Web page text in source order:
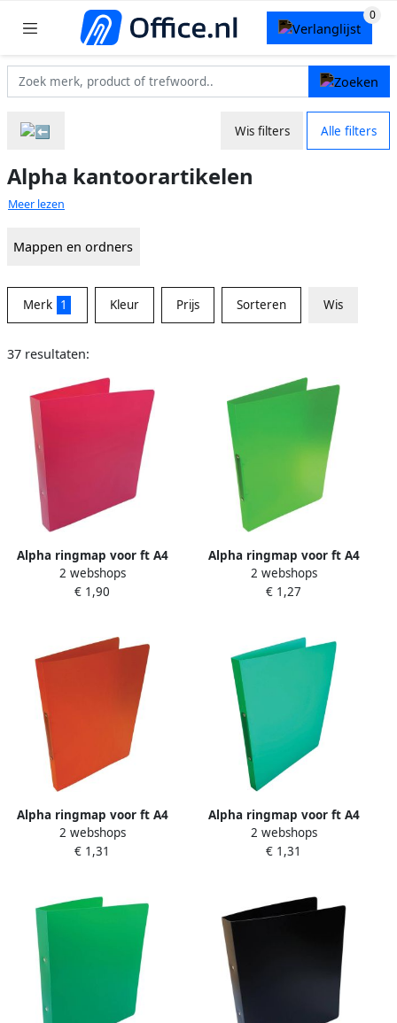
Wis filters Alle filters
Alpha kantoorartikelen
Meer lezen
Mappen en ordners
Merk 1 Kleur Prijs Sorteren Wis
37 resultaten:
Alpha ringmap voor ft A4
uit PP 2 ringen van 25 mm
roze
2 webshops
€ 1,90
Alpha ringmap voor ft A4
uit PP 2 ringen van 16 mm
transparant groen
2 webshops
€ 1,27
Alpha ringmap voor ft A4
uit PP 2 ringen van 16 mm
transparant oranje
2 webshops
€ 1,31
Alpha ringmap voor ft A4
uit PP 2 ringen van 16 mm
groen
2 webshops
€ 1,31